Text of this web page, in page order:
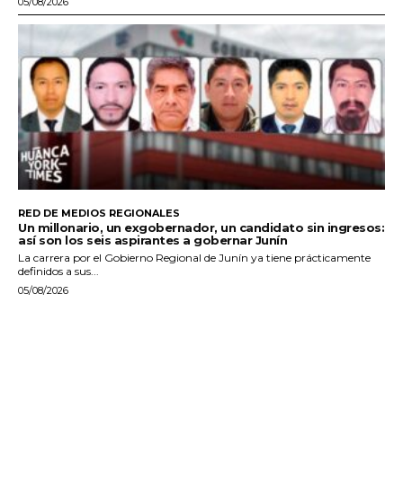
RED DE MEDIOS REGIONALES
Un millonario, un exgobernador, un candidato sin ingresos:
así son los seis aspirantes a gobernar Junín
La carrera por el Gobierno Regional de Junín ya tiene prácticamente
definidos a sus...
05/08/2026